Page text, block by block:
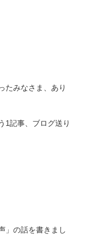
たみなさま、あり
1記事、ブログ送り
」の話を書きまし